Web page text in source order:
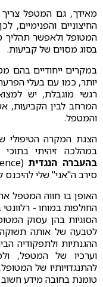
מאידך, גם המטפל צריך
החיצוניים
המטופל ולאפשר תהליך
בסוג מסוים של קביעות.
במקרים ייחודיים בהם
יותר, כמו עם בעלי
רגשי מוגבלת, יש
המרחב לבין הקביעות,
והמטפל.
הצגת המקרה הטיפולי
במהלכה זיהיתי
בהעברה הנגדית
סירב ה"אני" שלי
האופן בו חווה המטפל
החולפות במוחו -
הסוגיות בהן עסוק
לטבעה של אותה
ההגנתיות ולתפקודיה
וערכיו של המטפל,
להתנגדויותיו של
טומנת בחובה מידע חשוב